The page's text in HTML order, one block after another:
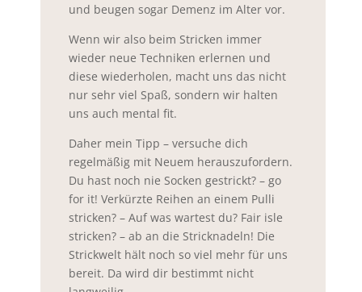
und beugen sogar Demenz im Alter vor.
Wenn wir also beim Stricken immer
wieder neue Techniken erlernen und
diese wiederholen, macht uns das nicht
nur sehr viel Spaß, sondern wir halten
uns auch mental fit.
Daher mein Tipp – versuche dich
regelmäßig mit Neuem herauszufordern.
Du hast noch nie Socken gestrickt? – go
for it! Verkürzte Reihen an einem Pulli
stricken? – Auf was wartest du? Fair isle
stricken? – ab an die Stricknadeln! Die
Strickwelt hält noch so viel mehr für uns
bereit. Da wird dir bestimmt nicht